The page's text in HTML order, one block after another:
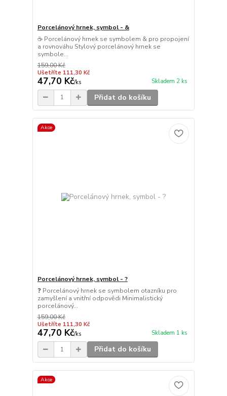
Porcelánový hrnek, symbol - &
☕ Porcelánový hrnek se symbolem & pro propojení
a rovnováhu Stylový porcelánový hrnek se
symbole...
159,00 Kč
Ušetříte 111,30 Kč
47,70 Kč/ks Skladem 2 ks
Přidat do košíku
Akce
Porcelánový hrnek, symbol - ?
❓ Porcelánový hrnek se symbolem otazníku pro
zamyšlení a vnitřní odpovědi Minimalistický
porcelánový...
159,00 Kč
Ušetříte 111,30 Kč
47,70 Kč/ks Skladem 1 ks
Přidat do košíku
Akce